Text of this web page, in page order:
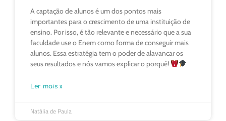
A captação de alunos é um dos pontos mais
importantes para o crescimento de uma instituição de
ensino. Por isso, é tão relevante e necessário que a sua
faculdade use o Enem como forma de conseguir mais
alunos. Essa estratégia tem o poder de alavancar os
seus resultados e nós vamos explicar o porquê!
Ler mais »
Natália de Paula